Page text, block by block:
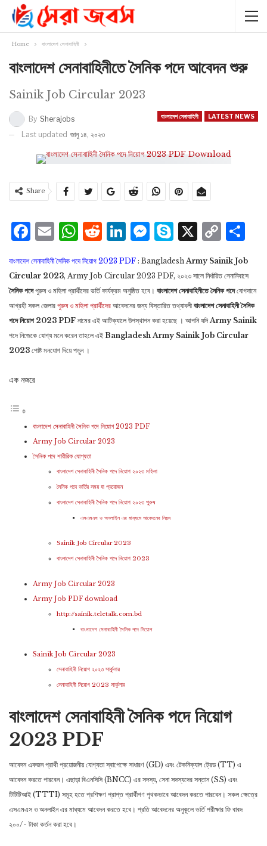
Home বাংলাদেশ সেনাবাহিনী
বাংলাদেশ সেনাবাহিনীতে সৈনিক পদে আবেদন শুরু
Sainik Job Circular 2023
বাংলাদেশ সেনাবাহিনী LATEST NEWS
By Sherajobs
Last updated জানু ১৪, ২০২৩
Share
Facebook
Email
WhatsApp
Reddit
LinkedIn
Messenger
Skype
X
বাংলাদেশ সেনাবাহিনী সৈনিক পদে নিয়োগ 2023 PDF : Bangladesh Army Sainik Job
Circular 2023, Army Job Circular 2023 PDF, ২০২৩ সালে নির্ধারিত সেনানিবাসে
সৈনিক পদেপুরুষ ও মহিলা প্রার্থীদের ভর্তি কার্যক্রম অনুষ্ঠিত হবে। বাংলাদেশ সেনাবাহিনীতে সৈনিক পদেযোগদানে
আগ্রহী সকল জেলার পুরুষ ও মহিলা প্রার্থীদের আবেদনের জন্য বিস্তারিত তথ্যাবলী বাংলাদেশ সেনাবাহিনী সৈনিক
পদে নিয়োগ 2023 PDF নামের এই আটিক্যালে উপস্থাপন করা হয়েছে । আপনি যদি Army Sainik
পদে নিজেকে যোগ্য মনে করেন তাহলে এই Bangladesh Army Sainik Job Circular
2023 পোষ্ট মনযোগ দিয়ে পড়ুন ।
এক নজরে
বাংলাদেশ সেনাবাহিনী সৈনিক পদে নিয়োগ 2023 PDF
Army Job Circular 2023
সৈনিক পদে শারীরিক যোগ্যতা
বাংলাদেশ সেনাবাহিনী সৈনিক পদে নিয়োগ ২০২৩ মহিলা
সৈনিক পদে ভর্তির সময় যা প্রয়োজন
বাংলাদেশ সেনাবাহিনী সৈনিক পদে নিয়োগ ২০২৩ পুরুষ
এসএমএস ও অনলাইন এর মাধ্যমে আবেদনের নিয়ম
Sainik Job Circular 2023
বাংলাদেশ সেনাবাহিনী সৈনিক পদে নিয়োগ 2023
Army Job Circular 2023
Army Job PDF download
http://sainik.teletalk.com.bd
বাংলাদেশ সেনাবাহিনী সৈনিক পদে নিয়োগ
Sainik Job Circular 2023
সেনাবাহিনী নিয়োগ ২০২৩ সার্কুলার
সেনাবাহিনী নিয়োগ 2023 সার্কুলার
বাংলাদেশ সেনাবাহিনী সৈনিক পদে নিয়োগ
2023 PDF
আবেদন একজন প্রার্থী প্রয়োজনীয় যোগ্যতা স্বাপেক্ষে সাধারণ (GD) এবং টেকনিক্যাল ট্রেড (TT) এ
আবেদন করতে পারবেন। এছাড়া বিএনসিসি (BNCC) এর সদস্য, সেনা সদস্যদের সন্তান (SS) এবং
টিটিটিআই (TTTI) সমূহ হতে প্রশিক্ষণ প্রাপ্ত প্রার্থীগণ পৃথকভাবে আবেদন করতে পারবেন। সকল ক্ষেত্রে
এসএমএস ও অনলাইন এর মাধ্যমে আবেদন করতে হবে। প্রতি আবেদনের অনুকূলে ভর্তি পরীক্ষার ফি বাবদ
২০০/- টাকা কর্তন করা হবে।